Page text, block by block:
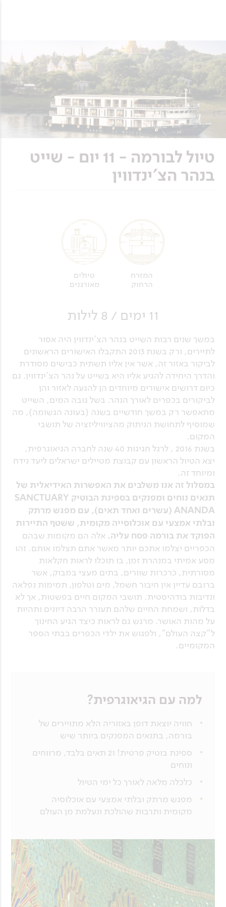
טיול לבורמה - 11 יום - שייט
בנהר הצ'ינדווין
המזרח
הרחוק
טיולים
מאורגנים
11 ימים / 8 לילות
במשך שנים רבות השייט בנהר הצ'ינדווין היה אסור
לתיירים, ורק בשנת 2013 התקבלו האישורים הראשונים
לביקור באזור זה, אשר אין אליו תשתית כבישים מסודרת
והדרך היחידה להגיע אליו היא בשייט על נהר הצ'ינדווין. גם
כיום דרושים אישורים מיוחדים הן להגעה לאזור והן
לביקורים בכפרים לאורך הנהר. בשל גובה המים, השייט
מתאפשר רק במשך חודשיים בשנה (בעונה הגשומה), מה
שמוסיף לתחושת הניתוק מהציוויליזציה של תושבי
המקום.
בשנת 2016 , לרגל חגיגות 40 שנה לחברה הגיאוגרפית,
יצא הטיול הראשון עם קבוצת מטיילים ישראלים ליעד נידח
ומיוחד זה.
במסלול זה אנו משלבים את האפשרות האידיאלית של
תנאים נוחים ומפנקים בספינת הבוטיק SANCTUARY
ANANDA (עשרים ואחד תאים), עם מפגש מרתק
ובלתי אמצעי עם אוכלוסייה מקומית, ששטף התיירות
הפוקד את בורמה פסח עליה. אלה הם מקומות שבהם
הכפריים יצלמו אתכם יותר מאשר אתם תצלמו אותם. זהו
מסע אמיתי במנהרת זמן, בו תוכלו לראות חקלאות
מסורתית, כרכרות שוורים, בתים מעצי במבוק, אשר
ברובם עדיין אין חיבור חשמל, מים וטלפון, תמימות נפלאה
ונדיבות בודהיסטית. תושבי המקום חיים בפשטות, אך לא
בדלות, ושמחת החיים שלהם תעורר הרבה דיונים ותהיות
על מהות האושר. מרגש גם לראות כיצד הגיע החינוך
ל"קצה העולם", ולפגוש את ילדי הכפרים בבתי הספר
המקומיים.
למה עם הגיאוגרפית?
חוויה יוצאת דופן באזוריה הלא מתויירים של
בורמה, בתנאים המפנקים ביותר שיש
ספינת בוטיק פרטית! 21 תאים בלבד, מרווחים
ונוחים
כלכלה מלאה לאורך כל ימי הטיול
מפגש מרתק ובלתי אמצעי עם אוכלוסיה
מקומית ותרבות שהולכת ונעלמת מן העולם